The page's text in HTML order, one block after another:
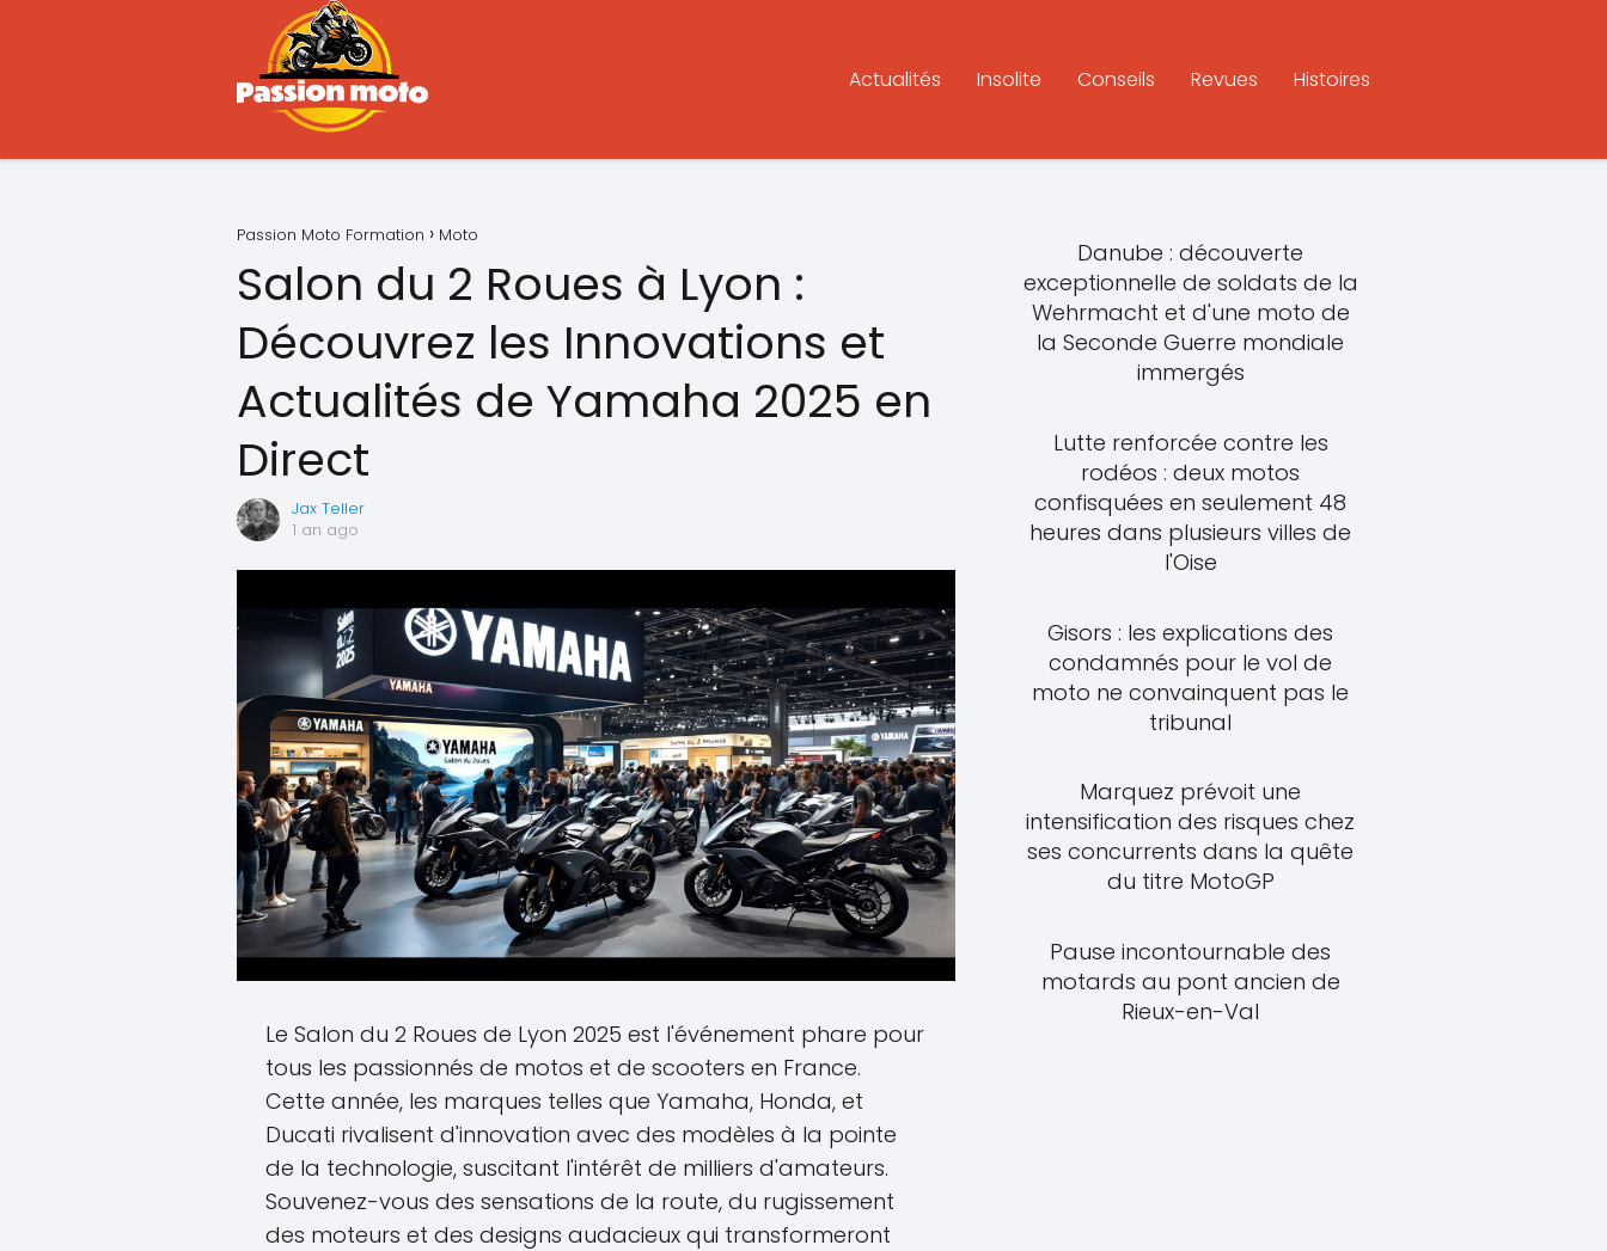
Actualités Insolite Conseils Revues Histoires
Passion Moto Formation Moto
Salon du 2 Roues à Lyon :
Découvrez les Innovations et
Actualités de Yamaha 2025 en
Direct
Jax Teller
1 an ago
Le Salon du 2 Roues de Lyon 2025 est l'événement phare pour
tous les passionnés de motos et de scooters en France.
Cette année, les marques telles que Yamaha, Honda, et
Ducati rivalisent d'innovation avec des modèles à la pointe
de la technologie, suscitant l'intérêt de milliers d'amateurs.
Souvenez-vous des sensations de la route, du rugissement
des moteurs et des designs audacieux qui transformeront
Danube : découverte
exceptionnelle de soldats de la
Wehrmacht et d'une moto de
la Seconde Guerre mondiale
immergés
Lutte renforcée contre les
rodéos : deux motos
confisquées en seulement 48
heures dans plusieurs villes de
l'Oise
Gisors : les explications des
condamnés pour le vol de
moto ne convainquent pas le
tribunal
Marquez prévoit une
intensification des risques chez
ses concurrents dans la quête
du titre MotoGP
Pause incontournable des
motards au pont ancien de
Rieux-en-Val